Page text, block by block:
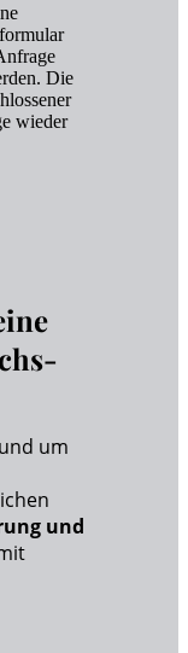
Die
wieder
um
und